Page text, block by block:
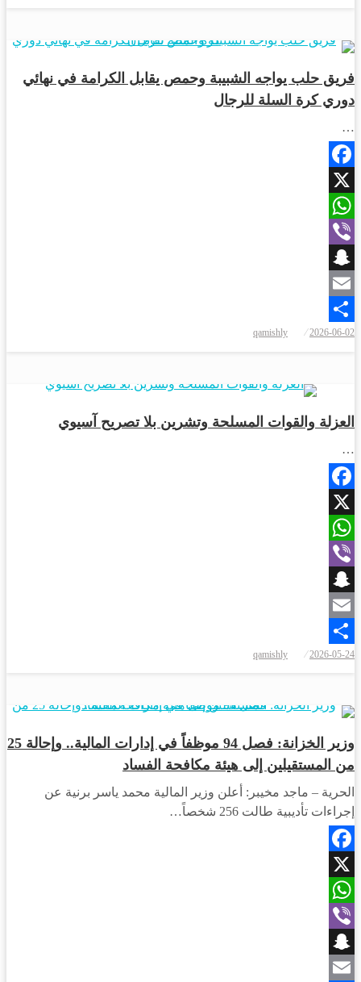
فريق حلب يواجه الشبيبة وحمص يقابل الكرامة في نهائي
دوري كرة السلة للرجال
…
Facebook
X
WhatsApp
Viber
Snapchat
Email
Share
في
2026-06-02
qamishly
العزلة والقوات المسلحة وتشرين بلا تصريح آسيوي
…
Facebook
X
WhatsApp
Viber
Snapchat
Email
Share
في
2026-05-24
qamishly
وزير الخزانة: فصل 94 موظفاً في إدارات المالية.. وإحالة 25
من المستقيلين إلى هيئة مكافحة الفساد
الحرية – ماجد مخيبر: أعلن وزير المالية محمد ياسر برنية عن
إجراءات تأديبية طالت 256 شخصاً…
Facebook
X
WhatsApp
Viber
Snapchat